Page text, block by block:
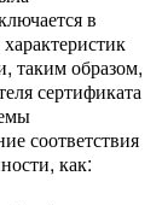
в
таким образом,
сертификата
соответствия
как: